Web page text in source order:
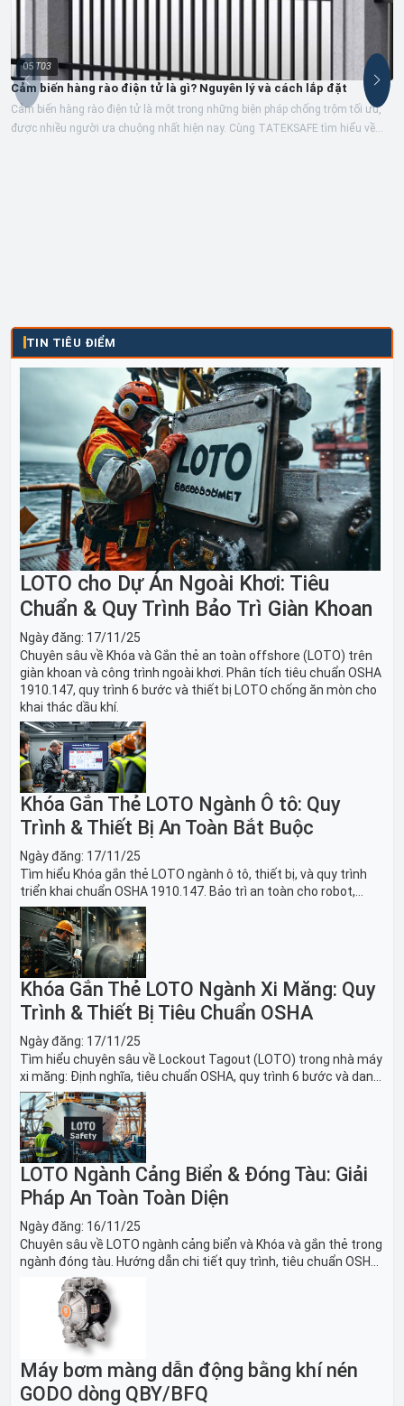
05 T03
Cảm biến hàng rào điện tử là gì? Nguyên lý và cách lắp đặt
Cảm biến hàng rào điện tử là một trong những biện pháp chống trộm tối ưu,
được nhiều người ưa chuộng nhất hiện nay. Cùng TATEKSAFE tìm hiểu về
TIN TIÊU ĐIỂM
LOTO cho Dự Án Ngoài Khơi: Tiêu
Chuẩn & Quy Trình Bảo Trì Giàn Khoan
Ngày đăng: 17/11/25
Chuyên sâu về Khóa và Gắn thẻ an toàn offshore (LOTO) trên
giàn khoan và công trình ngoài khơi. Phân tích tiêu chuẩn OSHA
1910.147, quy trình 6 bước và thiết bị LOTO chống ăn mòn cho
khai thác dầu khí.
Khóa Gắn Thẻ LOTO Ngành Ô tô: Quy
Trình & Thiết Bị An Toàn Bắt Buộc
Ngày đăng: 17/11/25
Tìm hiểu Khóa gắn thẻ LOTO ngành ô tô, thiết bị, và quy trình
triển khai chuẩn OSHA 1910.147. Bảo trì an toàn cho robot,
băng tải sản xuất ô tô và dây chuyền lắp ráp xe hơi.
Khóa Gắn Thẻ LOTO Ngành Xi Măng: Quy
Trình & Thiết Bị Tiêu Chuẩn OSHA
Ngày đăng: 17/11/25
Tìm hiểu chuyên sâu về Lockout Tagout (LOTO) trong nhà máy
xi măng: Định nghĩa, tiêu chuẩn OSHA, quy trình 6 bước và danh
sách thiết bị LOTO thiết yếu. Giải pháp bảo trì lò nung, máy
nghiền an toàn.
LOTO Ngành Cảng Biển & Đóng Tàu: Giải
Pháp An Toàn Toàn Diện
Ngày đăng: 16/11/25
Chuyên sâu về LOTO ngành cảng biển và Khóa và gắn thẻ trong
ngành đóng tàu. Hướng dẫn chi tiết quy trình, tiêu chuẩn OSHA,
thiết bị và Giải pháp LOTO trong công nghiệp đóng tàu toàn
Máy bơm màng dẫn động bằng khí nén
GODO dòng QBY/BFQ